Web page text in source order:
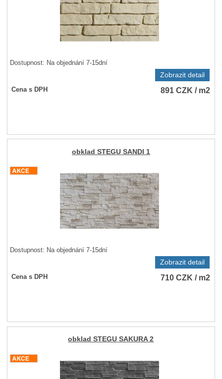
Dostupnost: Na objednání 7-15dní
Zobrazit detail
Cena s DPH 891CZK / m2
obklad STEGU SANDI 1
Dostupnost: Na objednání 7-15dní
Zobrazit detail
Cena s DPH 710CZK / m2
obklad STEGU SAKURA 2